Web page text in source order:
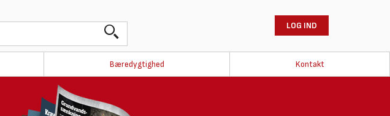
LOG IND
Bæredygtighed Kontakt